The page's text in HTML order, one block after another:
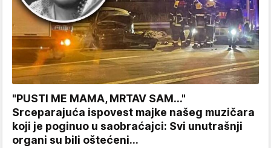
"PUSTI ME MAMA, MRTAV SAM..."
Srceparajuća ispovest majke našeg muzičara
koji je poginuo u saobraćajci: Svi unutrašnji
organi su bili oštećeni...